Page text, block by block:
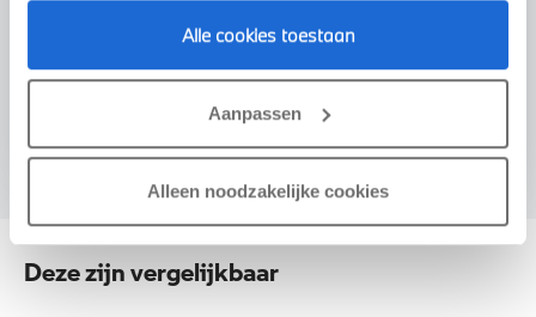
Alle cookies toestaan
Aanpassen
Alleen noodzakelijke cookies
VOORSTEL AANVRAGEN
Deze zijn vergelijkbaar